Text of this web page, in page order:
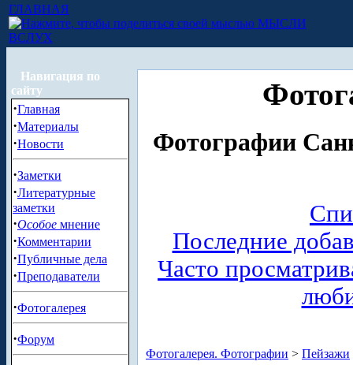
ГЛАВНАЯ
МЫСЛИ
ВСЛУХ
Навигация по
сайту
·Главная
·Материалы
·Новости
·Заметки
·Литературные
заметки
·Особое мнение
·Комментарии
·Публичные дела
·Преподаватели
·Фотогалерея
·Форум
Фотографии
Последние
Часто
Фотогалерея. Фотографии > Пейзажи